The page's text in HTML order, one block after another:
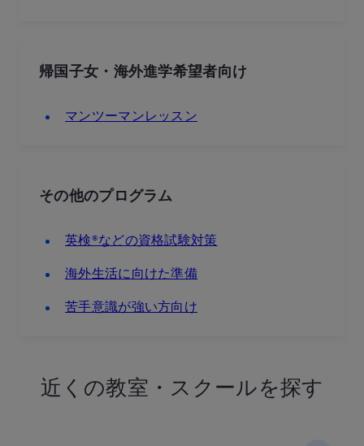
帰国子女・海外進学希望者向け
マンツーマンレッスン
その他のプログラム
英検®などの資格試験対策
海外生活に向けた準備
苦手意識が強い方向け
近くの教室・スクールを探す